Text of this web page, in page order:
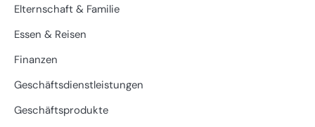
Elternschaft & Familie
Essen & Reisen
Finanzen
Geschäftsdienstleistungen
Geschäftsprodukte